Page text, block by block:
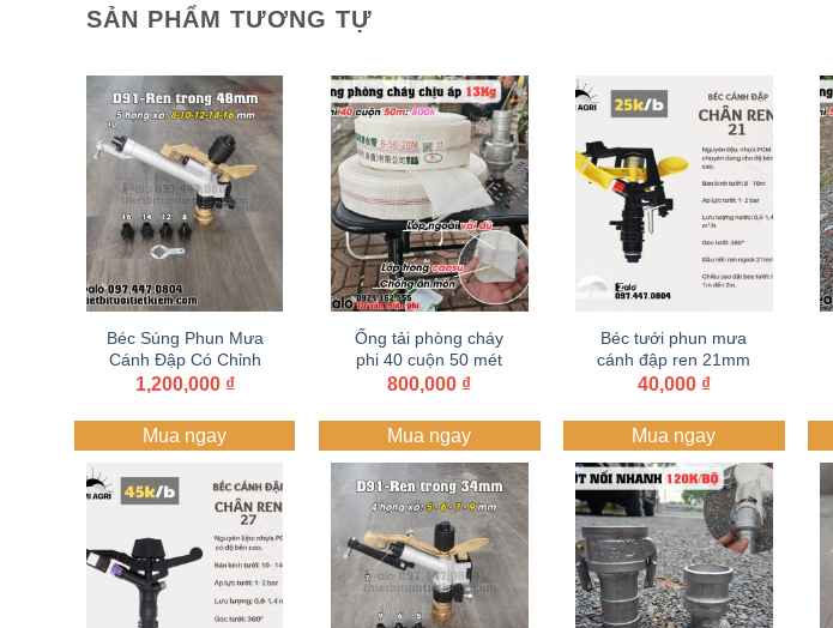
SẢN PHẨM TƯƠNG TỰ
Béc Súng Phun Mưa
Cánh Đập Có Chỉnh
Góc Phi 48 – D91 –
Kính Lớn Bảo hành 1
năm
1,200,000 ₫
Mua ngay
Ống tải phòng cháy
phi 40 cuộn 50 mét
800,000 ₫
Mua ngay
Béc tưới phun mưa
cánh đập ren 21mm
ren ngoài chỉnh góc
40,000 ₫
Mua ngay